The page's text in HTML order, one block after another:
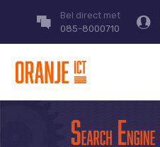
Bel direct met
085-8000710